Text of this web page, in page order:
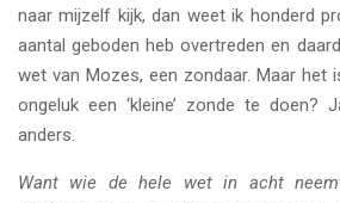
naar mijzelf kijk, dan weet ik honderd
aantal geboden heb overtreden en
wet van Mozes, een zondaar. Maar het
ongeluk een ‘kleine’ zonde te doen?
anders.
Want wie de hele wet in acht